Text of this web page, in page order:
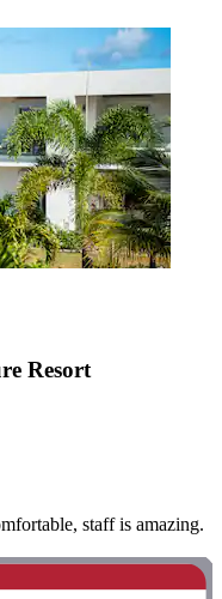
Resort
staff is amazing.